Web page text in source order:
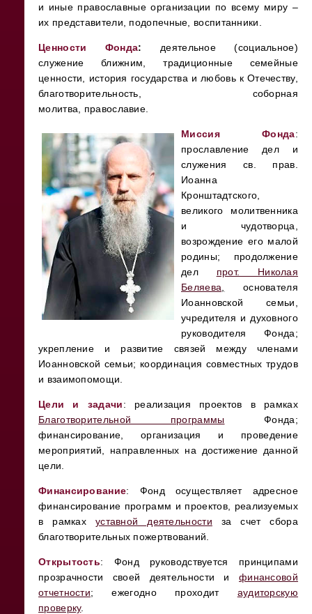
и иные православные организации по всему миру –
их представители, подопечные, воспитанники.
Ценности Фонда:
деятельное (социальное)
служение ближним, традиционные семейные
ценности, история государства и любовь к Отечеству,
благотворительность, соборная
молитва, православие.
Миссия Фонда:
прославление дел и
служения св. прав.
Иоанна
Кронштадтского,
великого молитвенника
и чудотворца,
возрождение его малой
родины; продолжение
дел прот. Николая
Беляева
основателя
Иоанновской семьи,
учредителя и духовного
руководителя Фонда;
укрепление и развитие связей между членами
Иоанновской семьи; координация совместных трудов
и взаимопомощи.
Цели и задачи: реализация проектов в рамках
Благотворительной программы Фонда;
финансирование, организация и проведение
мероприятий, направленных на достижение данной
цели.
Финансирование: Фонд осуществляет адресное
финансирование программ и проектов, реализуемых
в рамках уставной деятельности за счет сбора
благотворительных пожертвований.
Открытость: Фонд руководствуется принципами
прозрачности своей деятельности и финансовой
отчетности; ежегодно проходит аудиторскую
проверку.